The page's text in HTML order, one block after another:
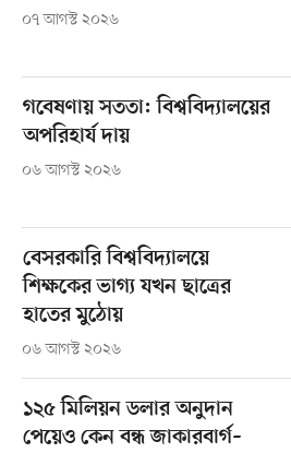
০৭ আগস্ট ২০২৬
গবেষণায় সততা: বিশ্ববিদ্যালয়ের
অপরিহার্য দায়
০৬ আগস্ট ২০২৬
বেসরকারি বিশ্ববিদ্যালয়ে
শিক্ষকের ভাগ্য যখন ছাত্রের
হাতের মুঠোয়
০৬ আগস্ট ২০২৬
১২৫ মিলিয়ন ডলার অনুদান
পেয়েও কেন বন্ধ জাকারবার্গ–